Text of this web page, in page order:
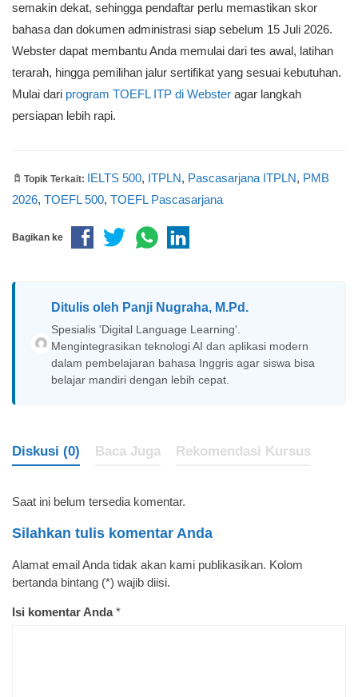
semakin dekat, sehingga pendaftar perlu memastikan skor
bahasa dan dokumen administrasi siap sebelum 15 Juli 2026.
Webster dapat membantu Anda memulai dari tes awal, latihan
terarah, hingga pemilihan jalur sertifikat yang sesuai kebutuhan.
Mulai dari program TOEFL ITP di Webster agar langkah
persiapan lebih rapi.
Topik Terkait: IELTS 500, ITPLN, Pascasarjana ITPLN, PMB
2026, TOEFL 500, TOEFL Pascasarjana
Bagikan ke
Ditulis oleh Panji Nugraha, M.Pd.
Spesialis 'Digital Language Learning'.
Mengintegrasikan teknologi AI dan aplikasi modern
dalam pembelajaran bahasa Inggris agar siswa bisa
belajar mandiri dengan lebih cepat.
Diskusi (0) Baca Juga Rekomendasi Kursus
Saat ini belum tersedia komentar.
Silahkan tulis komentar Anda
Alamat email Anda tidak akan kami publikasikan. Kolom
bertanda bintang (*) wajib diisi.
Isi komentar Anda*